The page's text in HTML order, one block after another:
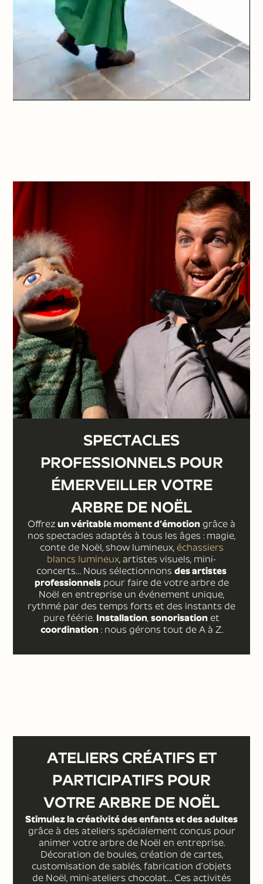
SPECTACLES
PROFESSIONNELS POUR
ÉMERVEILLER VOTRE
ARBRE DE NOËL
Offrez un véritable moment d’émotion grâce à
nos spectacles adaptés à tous les âges : magie,
conte de Noël, show lumineux, échassiers
blancs lumineux, artistes visuels, mini-
concerts… Nous sélectionnons des artistes
professionnelspour faire de votre arbre de
Noël en entreprise un événement unique,
rythmé par des temps forts et des instants de
pure féérie. Installation, sonorisation et
coordination : nous gérons tout de A à Z.
ATELIERS CRÉATIFS ET
PARTICIPATIFS POUR
VOTRE ARBRE DE NOËL
Stimulez la créativité des enfants et des adultes
grâce à des ateliers spécialement conçus pour
animer votre arbre de Noël en entreprise.
Décoration de boules, création de cartes,
customisation de sablés, fabrication d’objets
de Noël, mini-ateliers chocolat… Ces activités